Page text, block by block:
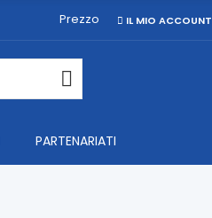
Prezzo IL MIO ACCOUNT
PARTENARIATI